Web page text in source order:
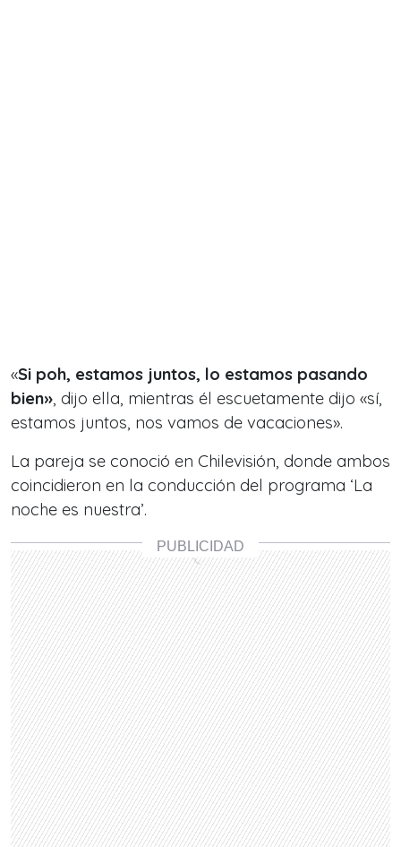
«Si poh, estamos juntos, lo estamos pasando
bien», dijo ella, mientras él escuetamente dijo «sí,
estamos juntos, nos vamos de vacaciones».
La pareja se conoció en Chilevisión, donde ambos
coincidieron en la conducción del programa ‘La
noche es nuestra’.